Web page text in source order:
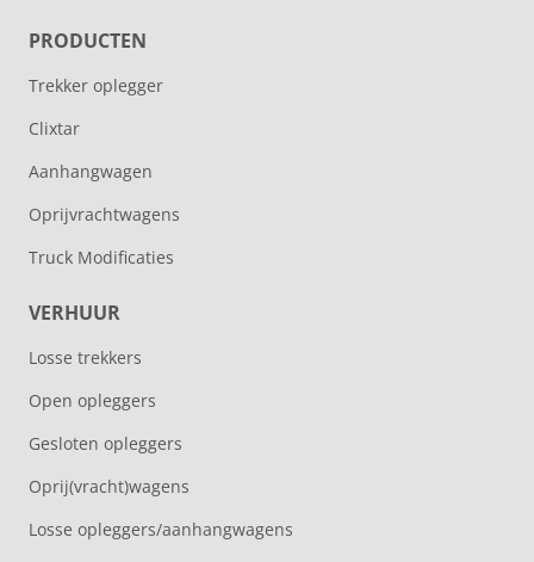
PRODUCTEN
Trekker oplegger
Clixtar
Aanhangwagen
Oprijvrachtwagens
Truck Modificaties
VERHUUR
Losse trekkers
Open opleggers
Gesloten opleggers
Oprij(vracht)wagens
Losse opleggers/aanhangwagens